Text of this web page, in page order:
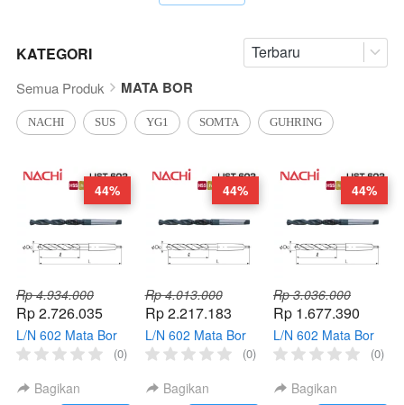
KATEGORI Terbaru
Semua Produk MATA BOR
NACHI SUS YG1 SOMTA GUHRING
Rp 4.934.000
Rp 2.726.035
L/N 602 Mata Bor
Taper NACHI HSS
Taper 29.0 - 29.9
(0)
Bagikan
44%
Rp 4.013.000
Rp 2.217.183
L/N 602 Mata Bor
Taper NACHI HSS
Taper 26.0 - 28.9
(0)
Bagikan
44%
Rp 3.036.000
Rp 1.677.390
L/N 602 Mata Bor
Taper NACHI HSS
Taper 23.0 - 25.9
(0)
Bagikan
44%